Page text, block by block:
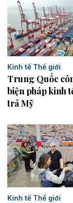
Kinh tế Thế giới
Trung Quốc
biện pháp kinh
trả Mỹ
Kinh tế Thế giới